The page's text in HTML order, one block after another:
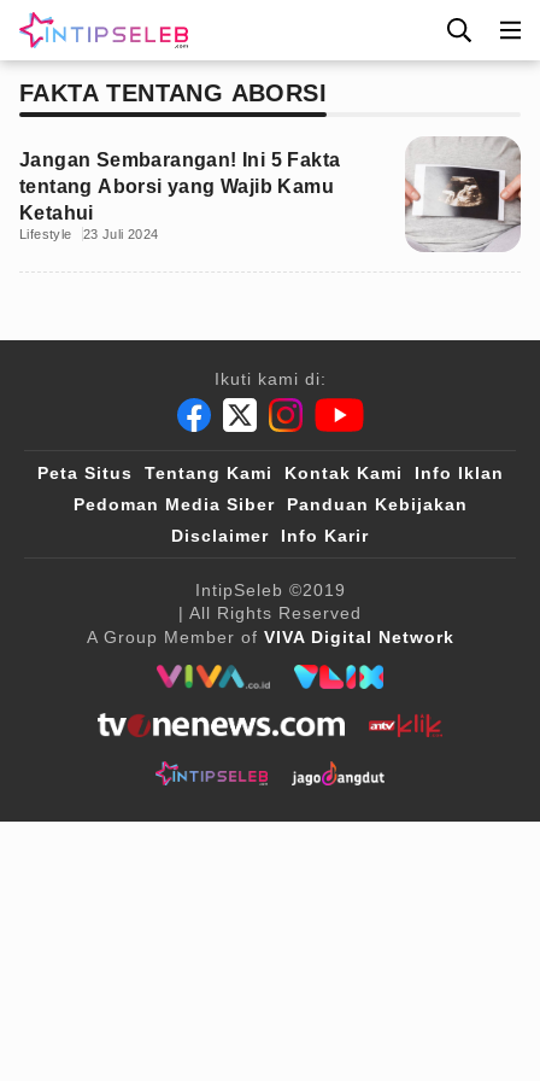
FAKTA TENTANG ABORSI
Jangan Sembarangan! Ini 5 Fakta
tentang Aborsi yang Wajib Kamu
Ketahui
Lifestyle 23 Juli 2024
Ikuti kami di:
Peta Situs Tentang Kami Kontak Kami
Info Iklan
Pedoman Media Siber
Panduan Kebijakan
Disclaimer
Info Karir
IntipSeleb ©2019
| All Rights Reserved
A Group Member of VIVA Digital Network